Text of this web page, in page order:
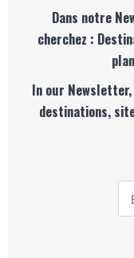
Dans notre
cherchez :
In our
destinations,